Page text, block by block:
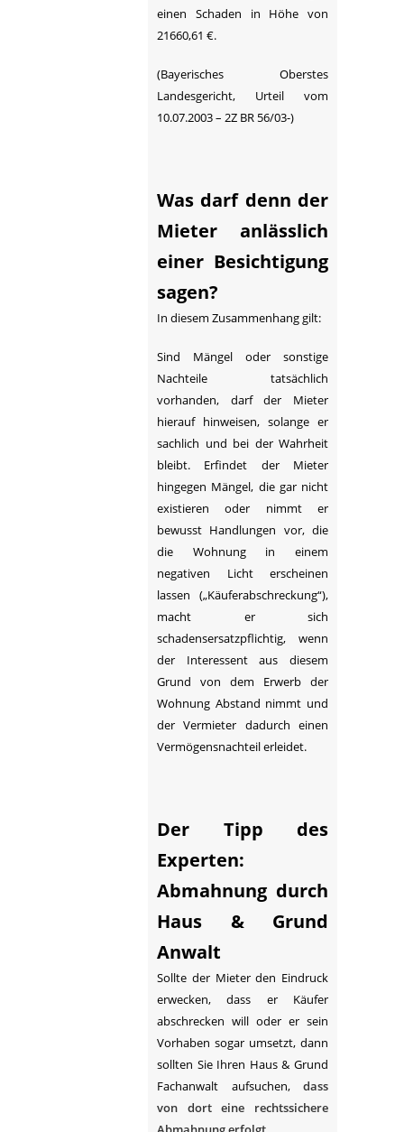
einen Schaden in Höhe von
21660,61 €.
(Bayerisches Oberstes
Landesgericht, Urteil vom
10.07.2003 – 2Z BR 56/03-)
Was darf denn der
Mieter anlässlich
einer Besichtigung
sagen?
In diesem Zusammenhang gilt:
Sind Mängel oder sonstige
Nachteile tatsächlich
vorhanden, darf der Mieter
hierauf hinweisen, solange er
sachlich und bei der Wahrheit
bleibt. Erfindet der Mieter
hingegen Mängel, die gar nicht
existieren oder nimmt er
bewusst Handlungen vor, die
die Wohnung in einem
negativen Licht erscheinen
lassen („Käuferabschreckung“),
macht er sich
schadensersatzpflichtig, wenn
der Interessent aus diesem
Grund von dem Erwerb der
Wohnung Abstand nimmt und
der Vermieter dadurch einen
Vermögensnachteil erleidet.
Der Tipp des
Experten:
Abmahnung durch
Haus & Grund
Anwalt
Sollte der Mieter den Eindruck
erwecken, dass er Käufer
abschrecken will oder er sein
Vorhaben sogar umsetzt, dann
sollten Sie Ihren Haus & Grund
Fachanwalt aufsuchen, dass
von dort eine rechtssichere